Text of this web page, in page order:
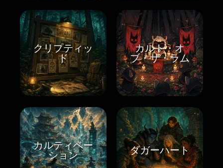
クリプティッ
ド
カルト・オ
ブ・ザ・ラム
カルティベー
ション
ダガーハート